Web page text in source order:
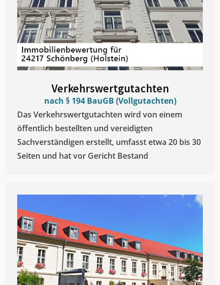
Verkehrswertgutachten
nach § 194 BauGB (Vollgutachten)
Das Verkehrswertgutachten wird von einem
öffentlich bestellten und vereidigten
Sachverständigen erstellt, umfasst etwa 20 bis 30
Seiten und hat vor Gericht Bestand